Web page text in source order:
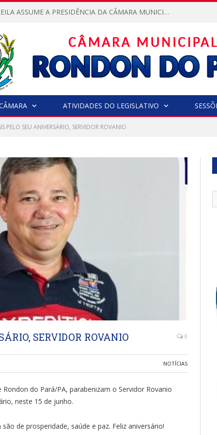
VEREADORA KEILA ASSUME A PRESIDÊNCIA DA CÂMARA MUNICIPAL.
ATIVIDADES DO LEGISLATIVO
PELO SEU ANIVERSÁRIO, SERVIDOR ROVANIO
SERVIDOR ROVANIO 0
NOTÍCIAS
do Pará/PA, parabenizam o Servidor Rovanio
neste 15 de junho.
prosperidade, saúde e paz. Feliz aniversário!